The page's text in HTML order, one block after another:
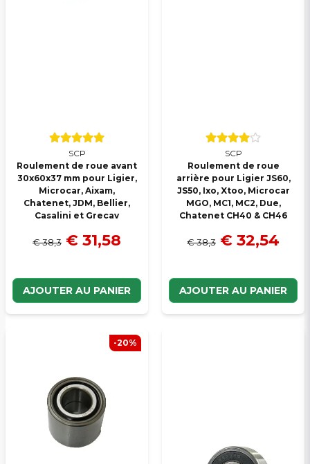
SCP
Roulement de roue avant
30x60x37 mm pour Ligier,
Microcar, Aixam,
Chatenet, JDM, Bellier,
Casalini et Grecav
€ 38,3 € 31,58
AJOUTER AU PANIER
SCP
Roulement de roue
arrière pour Ligier JS60,
JS50, Ixo, Xtoo, Microcar
MGO, MC1, MC2, Due,
Chatenet CH40 & CH46
€ 38,3 € 32,54
AJOUTER AU PANIER
-20%